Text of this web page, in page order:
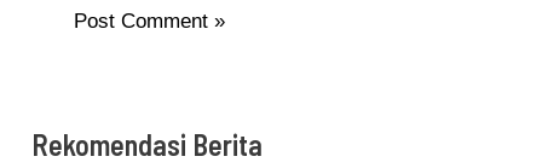
Rekomendasi Berita